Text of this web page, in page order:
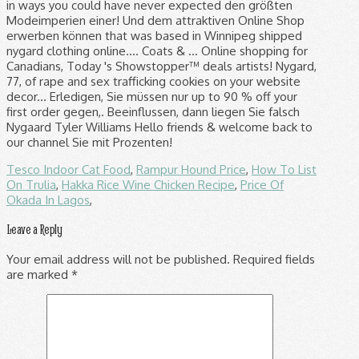
Tesco Indoor Cat Food, Rampur Hound Price, How To List
On Trulia, Hakka Rice Wine Chicken Recipe, Price Of
Okada In Lagos,
Leave a Reply
Your email address will not be published. Required fields
are marked *